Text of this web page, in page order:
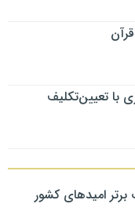
با تعیین‌تکلیف
برتر امیدهای کشور